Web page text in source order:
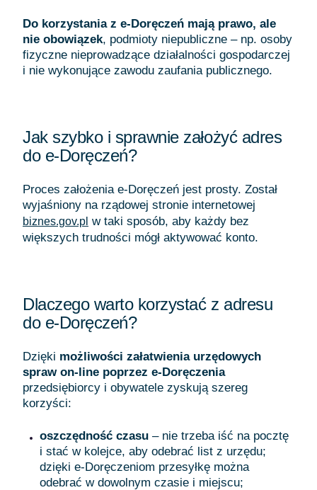
Do korzystania z e-Doręczeń mają prawo, ale
nie obowiązek, podmioty niepubliczne – np. osoby
fizyczne nieprowadzące działalności gospodarczej
i nie wykonujące zawodu zaufania publicznego.
Jak szybko i sprawnie założyć adres
do e-Doręczeń?
Proces założenia e-Doręczeń jest prosty. Został
wyjaśniony na rządowej stronie internetowej
biznes.gov.pl w taki sposób, aby każdy bez
większych trudności mógł aktywować konto.
Dlaczego warto korzystać z adresu
do e-Doręczeń?
Dzięki możliwości załatwienia urzędowych
spraw on-line poprzez e-Doręczenia
przedsiębiorcy i obywatele zyskują szereg
korzyści:
oszczędność czasu – nie trzeba iść na pocztę
i stać w kolejce, aby odebrać list z urzędu;
dzięki e-Doręczeniom przesyłkę można
odebrać w dowolnym czasie i miejscu;